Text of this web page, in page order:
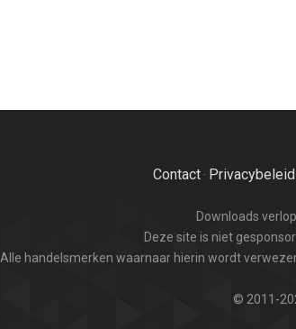
Contact·
Downloads
Deze site is niet
Alle handelsmerken waarnaar hierin wordt
© 2011-